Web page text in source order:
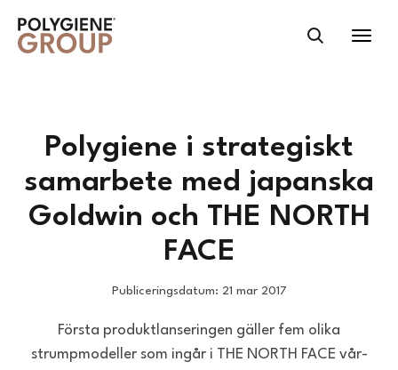
Polygiene i strategiskt
samarbete med japanska
Goldwin och THE NORTH
FACE
Publiceringsdatum: 21 mar 2017
Första produktlanseringen gäller fem olika
strumpmodeller som ingår i THE NORTH FACE vår-